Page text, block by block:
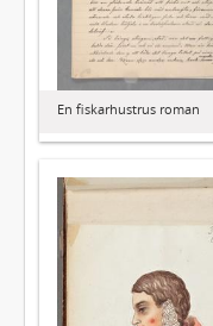
En fiskarhustrus roman